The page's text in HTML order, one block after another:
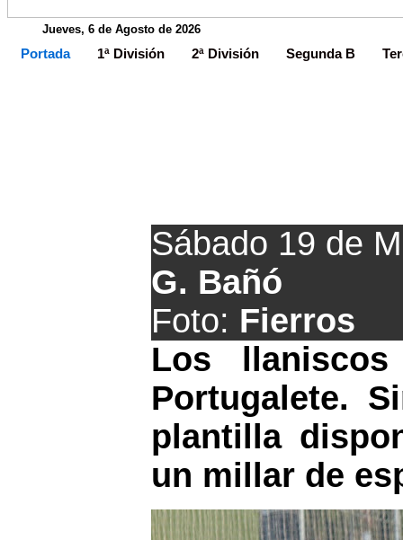
Jueves, 6 de Agosto de 2026
Portada 1ª División 2ª División Segunda B
Sábado 19 de
G. Bañó
Foto: Fierros
Los
Portugalete.
plantilla
un millar de